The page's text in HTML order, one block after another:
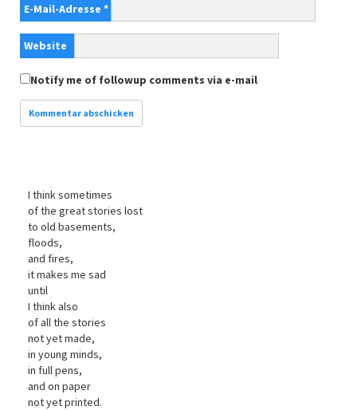
E-Mail-Adresse *
Website
Notify me of followup comments via e-mail
I think sometimes
of the great stories lost
to old basements,
floods,
and fires,
it makes me sad
until
I think also
of all the stories
not yet made,
in young minds,
in full pens,
and on paper
not yet printed.